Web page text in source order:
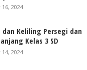
2024
dan Keliling Persegi dan
Kelas 3 SD
2024